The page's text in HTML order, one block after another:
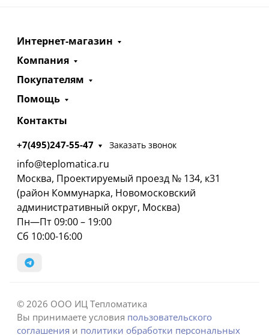
Интернет-магазин
Компания
Покупателям
Помощь
Контакты
+7(495)247-55-47 Заказать звонок
info@teplomatica.ru
Москва, Проектируемый проезд № 134, к31
(район Коммунарка, Новомосковский
административный округ, Москва)
Пн—Пт 09:00 – 19:00
Сб 10:00-16:00
© 2026 ООО ИЦ Тепломатика
Вы принимаете условия пользовательского
соглашения и политики обработки персональных